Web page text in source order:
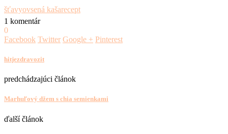
šťavyovsená kašarecept
1 komentár
0
Facebook Twitter Google + Pinterest
hitjezdravozit
predchádzajúci článok
Marhuľový džem s chia semienkami
ďalší článok